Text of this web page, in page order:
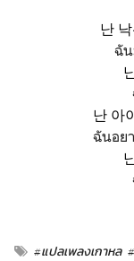
난
ฉัน
난 아
ฉันอย
#แปลเพลงเกาหล